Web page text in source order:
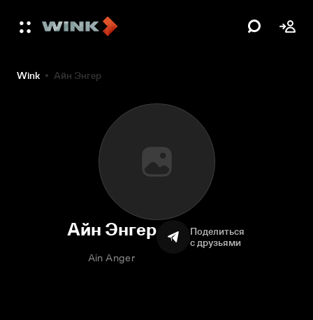
Wink Айн Энгер
Айн Энгер
Ain Anger
Поделиться
с друзьями